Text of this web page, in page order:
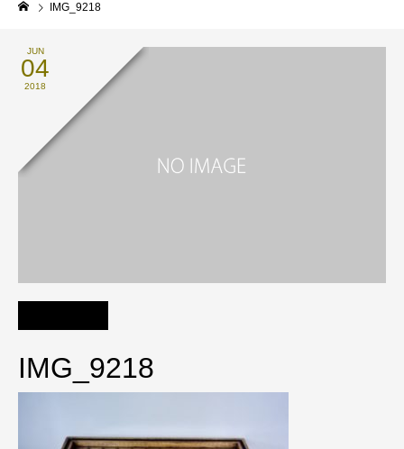
IMG_9218
JUN
04
2018
IMG_9218